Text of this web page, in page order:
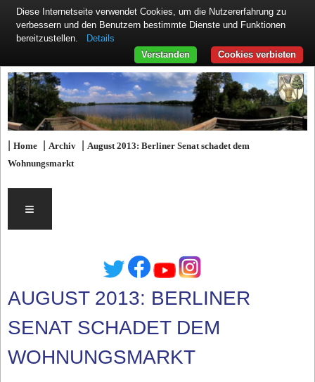
|Home |Archiv |August 2013: Berliner Senat schadet dem
Wohnungsmarkt
≡
AUGUST 2013: BERLINER
SENAT SCHADET DEM
WOHNUNGSMARKT
Diese Internetseite verwendet Cookies, um die Nutzererfahrung zu
verbessern und den Benutzern bestimmte Dienste und Funktionen
bereitzustellen.
Details
Cookies verbieten
Verstanden